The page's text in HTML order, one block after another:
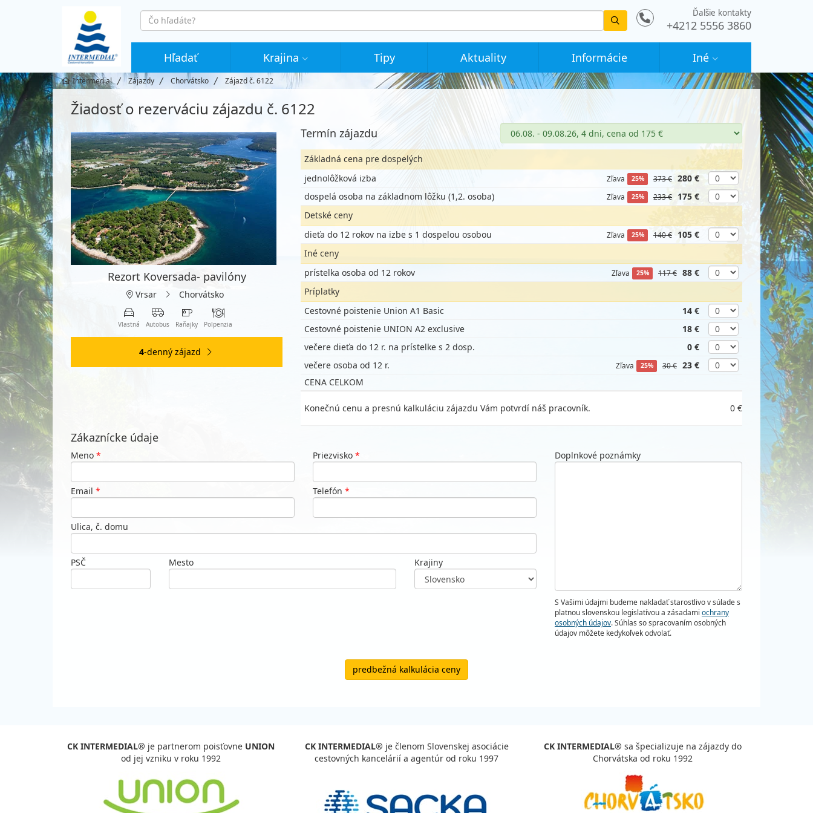
co
hledáte
Vyhledat
Ďalšie kontakty
+4212 5556 3860
Hľadať Krajina Tipy Aktuality Informácie Iné
Intermedial Zájazdy Chorvátsko Zájazd č. 6122
Žiadosť o rezerváciu zájazdu č. 6122
Rezort Koversada- pavilóny
Vrsar Chorvátsko
Vlastná Autobus Raňajky Polpenzia
4-denný zájazd
Termín zájazdu
Základná cena pre dospelých
jednolôžková izba
Zľava 25% 373 € 280 €
dospelá osoba na základnom lôžku (1,2. osoba)
Zľava 25% 233 €
175 €
Detské ceny
dieťa do 12 rokov na izbe s 1 dospelou osobou
Zľava 25% 140 €
105 €
Iné ceny
prístelka osoba od 12 rokov
Zľava 25% 117 € 88 €
Príplatky
Cestovné poistenie Union A1 Basic
14 €
Cestovné poistenie UNION A2 exclusive
18 €
večere dieťa do 12 r. na prístelke s 2 dosp.
0 €
večere osoba od 12 r.
Zľava 25% 30 € 23 €
CENA CELKOM
Konečnú cenu a presnú kalkuláciu zájazdu Vám potvrdí náš pracovník. 0 €
Zákaznícke údaje
Meno * Priezvisko *
Email * Telefón *
Ulica, č. domu
PSČ Mesto Krajiny
Doplnkové poznámky
S Vašimi údajmi budeme nakladať starostlivo v súlade s
platnou slovenskou legislatívou a zásadami ochrany
osobných údajov. Súhlas so spracovaním osobných
údajov môžete kedykoľvek odvolať.
predbežná kalkulácia ceny
CK INTERMEDIAL® je partnerom poisťovne UNION
od jej vzniku v roku 1992
CK INTERMEDIAL® je členom Slovenskej asociácie
cestovných kancelárií a agentúr od roku 1997
CK INTERMEDIAL® sa špecializuje na zájazdy do
Chorvátska od roku 1992